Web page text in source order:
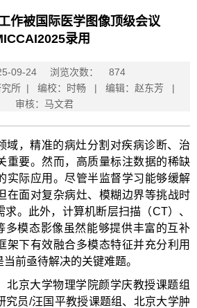
作被国际医学图像顶级会议
录用
09-24 浏览次数：
874
究所 | 编校：时畅 | 编辑：赵东芳 |
审核：马文君
域，精准的病灶分割对疾病诊断、治
重要。然而，高质量标注数据的稀缺
实际应用。尽管半监督学习能够缓解
在面对复杂病灶、模糊边界等挑战时
。此外，计算机断层扫描（CT）、
多模态影像虽然能够提供丰富的互补
架下有效融合多模态特征并充分利用
前亟待解决的关键难题。
北京大学物理学院颜学庆教授课题组
究员/汪国平教授课题组、北京大学肿